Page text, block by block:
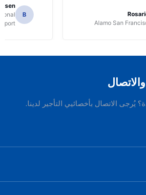
Alamo San
B
يُرجى الاتصال بأخصائيي التأجير لدينا.